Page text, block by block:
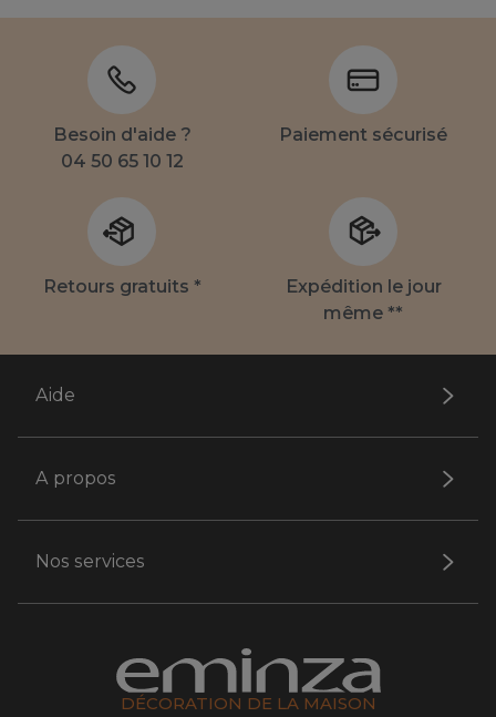
Besoin d'aide ?
04 50 65 10 12
Paiement sécurisé
Retours gratuits *
Expédition le jour
même **
Aide
A propos
Nos services
DÉCORATION DE LA MAISON